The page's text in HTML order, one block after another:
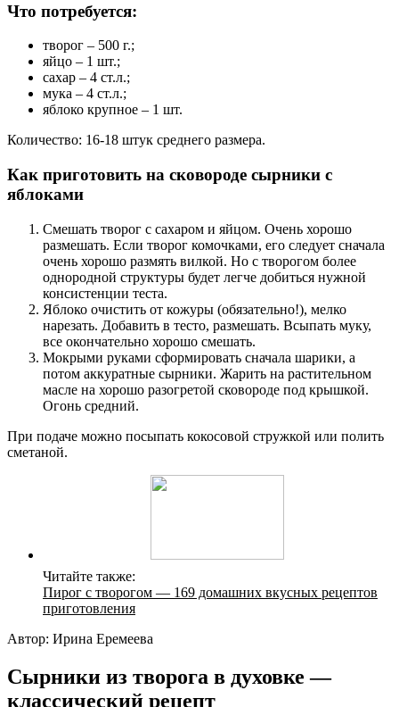
Что потребуется:
творог – 500 г.;
яйцо – 1 шт.;
сахар – 4 ст.л.;
мука – 4 ст.л.;
яблоко крупное – 1 шт.
Количество: 16-18 штук среднего размера.
Как приготовить на сковороде сырники с
яблоками
Смешать творог с сахаром и яйцом. Очень хорошо
размешать. Если творог комочками, его следует сначала
очень хорошо размять вилкой. Но с творогом более
однородной структуры будет легче добиться нужной
консистенции теста.
Яблоко очистить от кожуры (обязательно!), мелко
нарезать. Добавить в тесто, размешать. Всыпать муку,
все окончательно хорошо смешать.
Мокрыми руками сформировать сначала шарики, а
потом аккуратные сырники. Жарить на растительном
масле на хорошо разогретой сковороде под крышкой.
Огонь средний.
При подаче можно посыпать кокосовой стружкой или полить
сметаной.
Читайте также:
Пирог с творогом — 169 домашних вкусных рецептов
приготовления
Автор: Ирина Еремеева
Сырники из творога в духовке —
классический рецепт